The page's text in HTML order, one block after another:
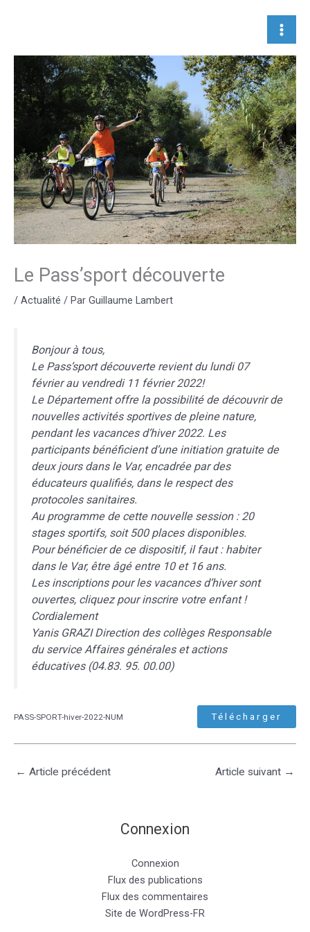
Le Pass’sport découverte
/ Actualité / Par Guillaume Lambert
Bonjour à tous,
Le Pass’sport découverte revient du lundi 07
février au vendredi 11 février 2022!
Le Département offre la possibilité de découvrir de
nouvelles activités sportives de pleine nature,
pendant les vacances d’hiver 2022. Les
participants bénéficient d’une initiation gratuite de
deux jours dans le Var, encadrée par des
éducateurs qualifiés, dans le respect des
protocoles sanitaires.
Au programme de cette nouvelle session : 20
stages sportifs, soit 500 places disponibles.
Pour bénéficier de ce dispositif, il faut : habiter
dans le Var, être âgé entre 10 et 16 ans.
Les inscriptions pour les vacances d’hiver sont
ouvertes, cliquez pour inscrire votre enfant !
Cordialement
Yanis GRAZI Direction des collèges Responsable
du service Affaires générales et actions
éducatives (04.83. 95. 00.00)
PASS-SPORT-hiver-2022-NUM Télécharger
← Article précédent Article suivant →
Connexion
Connexion
Flux des publications
Flux des commentaires
Site de WordPress-FR